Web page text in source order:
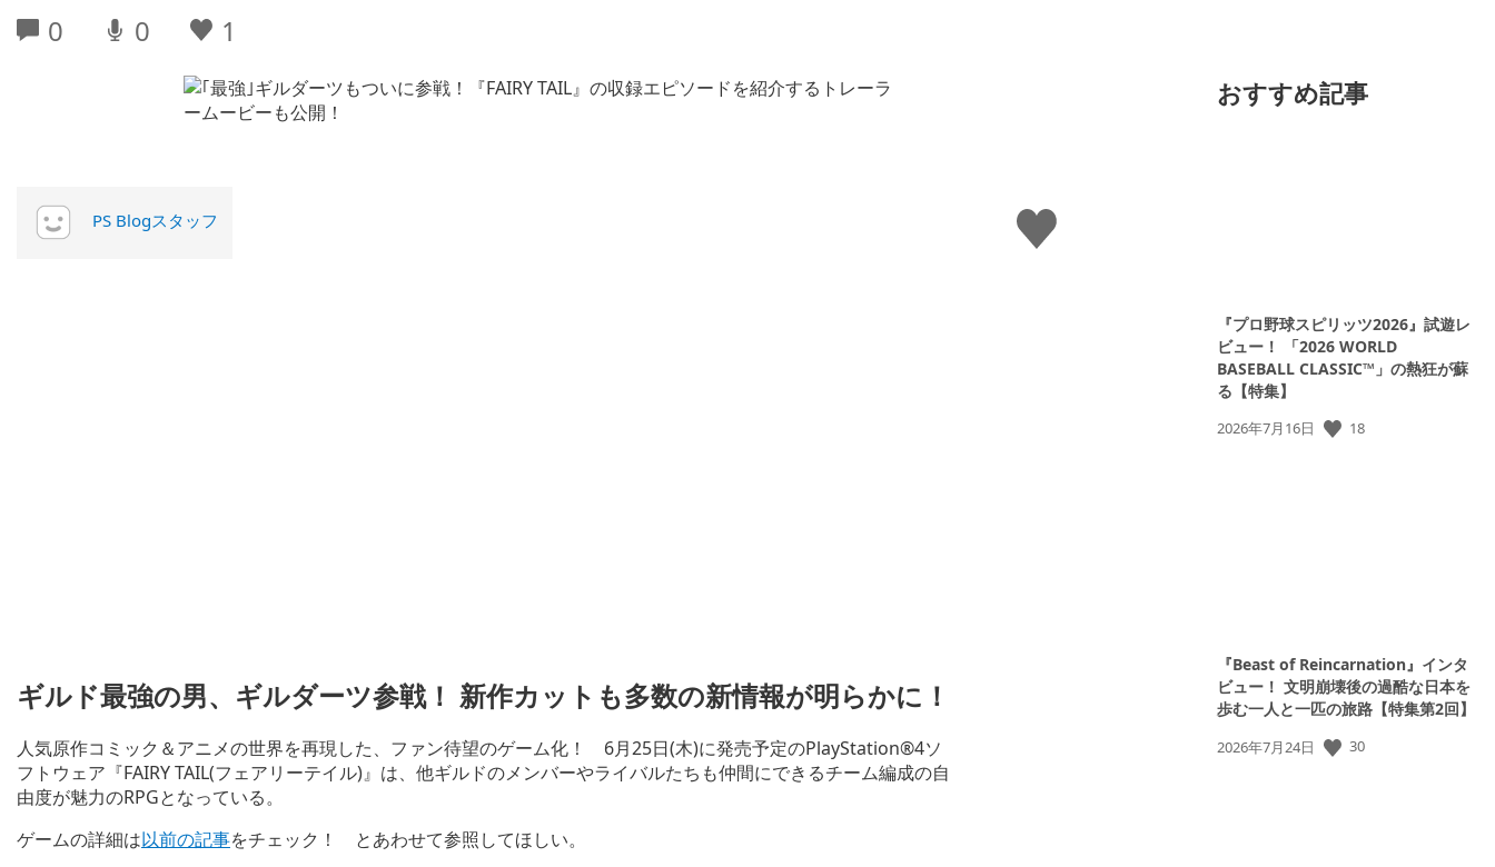
0 0 1
い
い
PS Blogスタッフ
ギルド最強の男、ギルダーツ参戦！ 新作カットも多数の新情報が明らかに！
人気原作コミック＆アニメの世界を再現した、ファン待望のゲーム化！ 6月25日(木)に発売予定のPlayStation®4ソ
フトウェア『FAIRY TAIL(フェアリーテイル)』は、他ギルドのメンバーやライバルたちも仲間にできるチーム編成の自
由度が魅力のRPGとなっている。
ゲームの詳細は以前の記事をチェック！ とあわせて参照してほしい。
おすすめ記事
『プロ野球スピリッツ2026』試遊レ
ビュー！ 「2026 WORLD
BASEBALL CLASSIC™」の熱狂が蘇
る【特集】
公
2026年7月16日 18
『Beast of Reincarnation』インタ
ビュー！ 文明崩壊後の過酷な日本を
歩む一人と一匹の旅路【特集第2回】
公
2026年7月24日 30